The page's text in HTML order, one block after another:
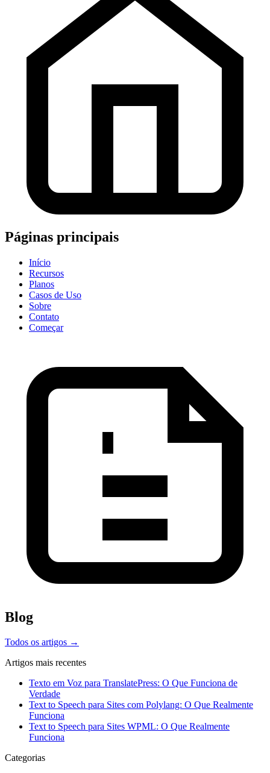
Páginas principais
Início
Recursos
Planos
Casos de Uso
Sobre
Contato
Começar
Blog
Todos os artigos →
Artigos mais recentes
Texto em Voz para TranslatePress: O Que Funciona de
Verdade
Text to Speech para Sites com Polylang: O Que Realmente
Funciona
Text to Speech para Sites WPML: O Que Realmente
Funciona
Categorias